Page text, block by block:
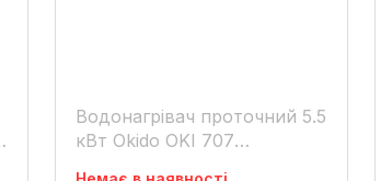
Водонагрівач проточний 5.5
кВт Okido OKI 707